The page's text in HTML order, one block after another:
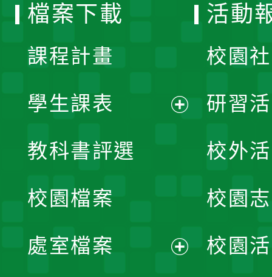
檔案下載
課程計畫
學生課表
單
教科書評選
校園檔案
處室檔案
活動
校園
研習
校外
校園
校園